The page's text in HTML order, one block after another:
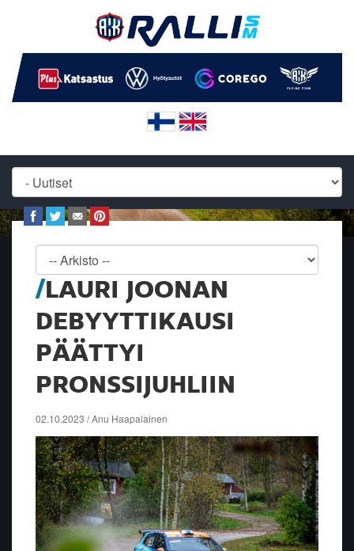
LAURI JOONAN
DEBYYTTIKAUSI
PÄÄTTYI
PRONSSIJUHLIIN
02.10.2023 / Anu Haapalainen